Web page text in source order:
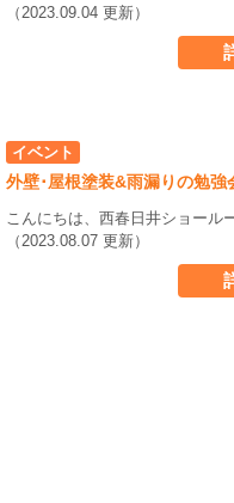
（2023.09.04 更新）
イベント
外壁･屋根塗装&雨漏りの勉強
こんにちは、西春日井ショール
（2023.08.07 更新）